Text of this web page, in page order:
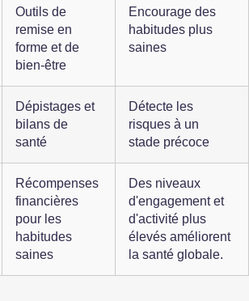
Outils de
remise en
forme et de
bien-être
Encourage des
habitudes plus
saines
Dépistages et
bilans de
santé
Détecte les
risques à un
stade précoce
Récompenses
financières
pour les
habitudes
saines
Des niveaux
d'engagement et
d'activité plus
élevés améliorent
la santé globale.